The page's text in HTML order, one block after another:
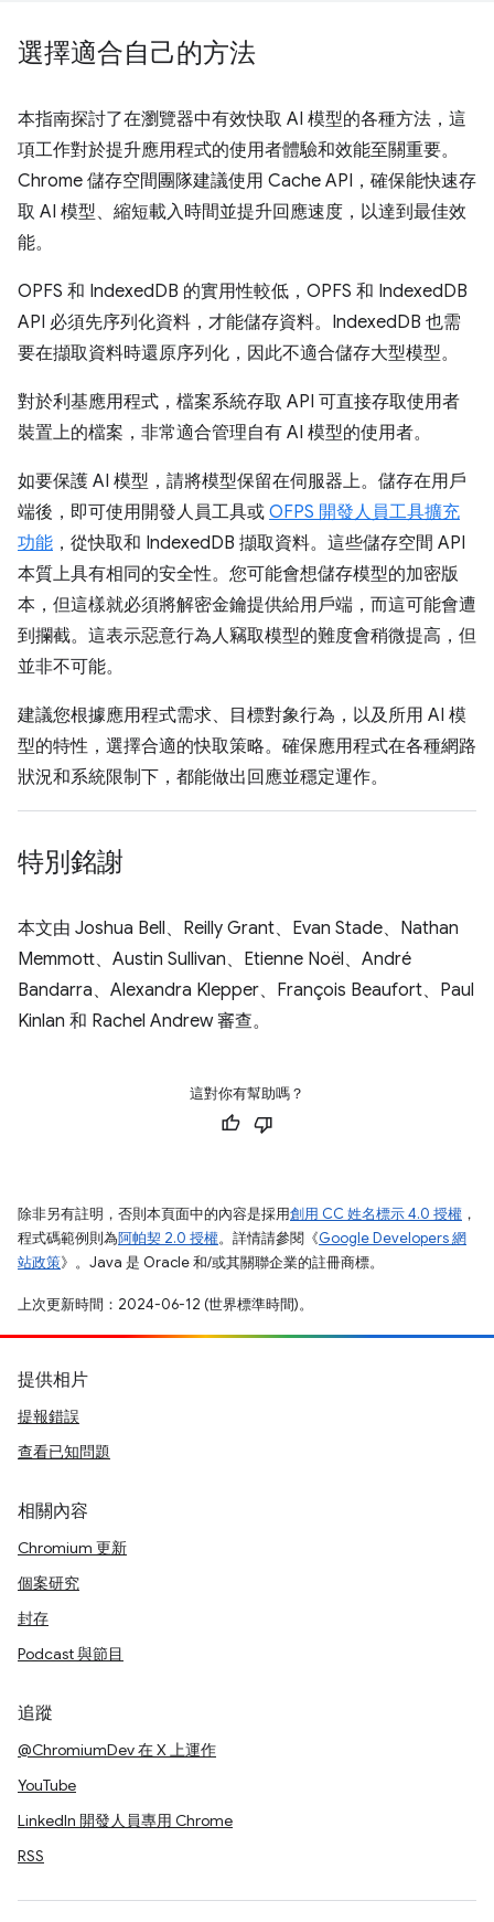
選擇適合自己的方法
本指南探討了在瀏覽器中有效快取 AI 模型的各種方法，這
項工作對於提升應用程式的使用者體驗和效能至關重要。
Chrome 儲存空間團隊建議使用 Cache API，確保能快速存
取 AI 模型、縮短載入時間並提升回應速度，以達到最佳效
能。
OPFS 和 IndexedDB 的實用性較低，OPFS 和 IndexedDB
API 必須先序列化資料，才能儲存資料。IndexedDB 也需
要在擷取資料時還原序列化，因此不適合儲存大型模型。
對於利基應用程式，檔案系統存取 API 可直接存取使用者
裝置上的檔案，非常適合管理自有 AI 模型的使用者。
如要保護 AI 模型，請將模型保留在伺服器上。儲存在用戶
端後，即可使用開發人員工具或 OFPS 開發人員工具擴充
功能 ，從快取和 IndexedDB 擷取資料。這些儲存空間 API
本質上具有相同的安全性。您可能會想儲存模型的加密版
本，但這樣就必須將解密金鑰提供給用戶端，而這可能會遭
到攔截。這表示惡意行為人竊取模型的難度會稍微提高，但
並非不可能。
建議您根據應用程式需求、目標對象行為，以及所用 AI 模
型的特性，選擇合適的快取策略。確保應用程式在各種網路
狀況和系統限制下，都能做出回應並穩定運作。
特別銘謝
本文由 Joshua Bell、Reilly Grant、Evan Stade、Nathan
Memmott、Austin Sullivan、Etienne Noël、André
Bandarra、Alexandra Klepper、François Beaufort、Paul
Kinlan 和 Rachel Andrew 審查。
這對你有幫助嗎？
除非另有註明，否則本頁面中的內容是採用創用 CC 姓名標示 4.0 授權 ，
程式碼範例則為阿帕契 2.0 授權。詳情請參閱《Google Developers 網
站政策》。Java 是 Oracle 和/或其關聯企業的註冊商標。
上次更新時間：2024-06-12 (世界標準時間)。
提供相片
提報錯誤
查看已知問題
相關內容
Chromium 更新
個案研究
封存
Podcast 與節目
追蹤
@ChromiumDev 在 X 上運作
YouTube
LinkedIn 開發人員專用 Chrome
RSS